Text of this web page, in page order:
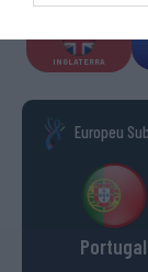
INGLATERRA
Europeu
Portugal